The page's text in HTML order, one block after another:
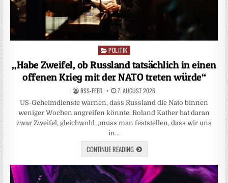
Posted
POLITIK
„Habe Zweifel, ob Russland tatsächlich in einen
offenen Krieg mit der NATO treten würde“
RSS-FEED 7. AUGUST 2026
US-Geheimdienste warnen, dass Russland die Nato binnen
weniger Wochen angreifen könnte. Roland Kather hat daran
zwar Zweifel, gleichwohl „muss man feststellen, dass wir uns
in…
CONTINUE READING